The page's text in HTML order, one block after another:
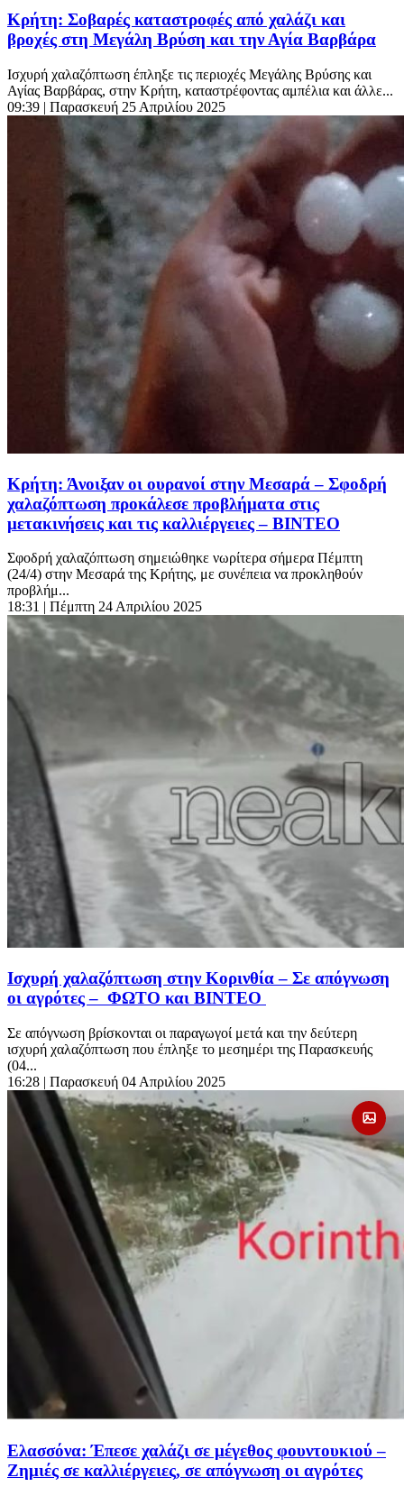
Κρήτη: Σοβαρές καταστροφές από χαλάζι και
βροχές στη Μεγάλη Βρύση και την Αγία Βαρβάρα
Ισχυρή χαλαζόπτωση έπληξε τις περιοχές Μεγάλης Βρύσης και
Αγίας Βαρβάρας, στην Κρήτη, καταστρέφοντας αμπέλια και άλλε...
09:39 | Παρασκευή 25 Απριλίου 2025
Κρήτη: Άνοιξαν οι ουρανοί στην Μεσαρά – Σφοδρή
χαλαζόπτωση προκάλεσε προβλήματα στις
μετακινήσεις και τις καλλιέργειες – ΒΙΝΤΕΟ
Σφοδρή χαλαζόπτωση σημειώθηκε νωρίτερα σήμερα Πέμπτη
(24/4) στην Μεσαρά της Κρήτης, με συνέπεια να προκληθούν
προβλήμ...
18:31 | Πέμπτη 24 Απριλίου 2025
Ισχυρή χαλαζόπτωση στην Κορινθία – Σε απόγνωση
οι αγρότες – ΦΩΤΟ και ΒΙΝΤΕΟ
Σε απόγνωση βρίσκονται οι παραγωγοί μετά και την δεύτερη
ισχυρή χαλαζόπτωση που έπληξε το μεσημέρι της Παρασκευής
(04...
16:28 | Παρασκευή 04 Απριλίου 2025
Ελασσόνα: Έπεσε χαλάζι σε μέγεθος φουντουκιού –
Ζημιές σε καλλιέργειες, σε απόγνωση οι αγρότες